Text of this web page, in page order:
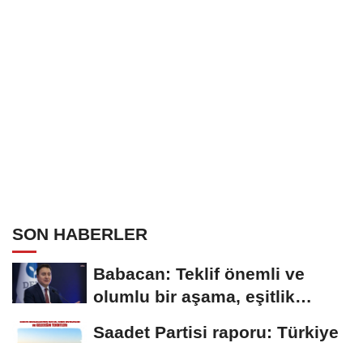
SON HABERLER
Babacan: Teklif önemli ve
olumlu bir aşama, eşitlik
Saadet Partisi raporu: Türkiye